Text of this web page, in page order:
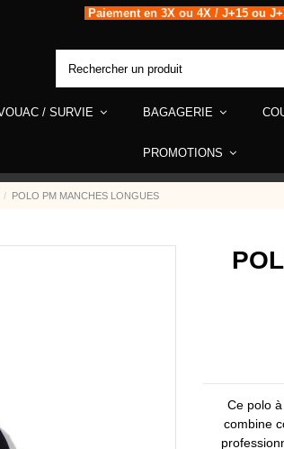
Paiement en 3X ou 4X / J+15 ou
/ SURVIE BAGAGERIE
PROMOTIONS
POLO PM MANCHES LONGUES
Ce polo
combine